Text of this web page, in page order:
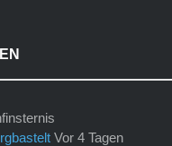
Vor 4 Tagen